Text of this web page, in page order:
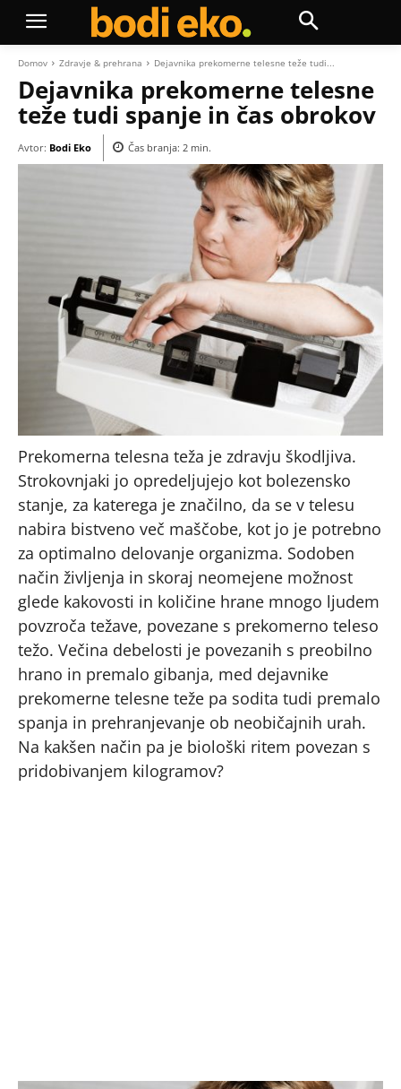
Domov Zdravje & prehrana Dejavnika prekomerne telesne teže tudi...
Dejavnika prekomerne telesne
teže tudi spanje in čas obrokov
Avtor: Bodi Eko Čas branja: 2 min.
Prekomerna telesna teža je zdravju škodljiva.
Strokovnjaki jo opredeljujejo kot bolezensko
stanje, za katerega je značilno, da se v telesu
nabira bistveno več maščobe, kot jo je potrebno
za optimalno delovanje organizma. Sodoben
način življenja in skoraj neomejene možnost
glede kakovosti in količine hrane mnogo ljudem
povzroča težave, povezane s prekomerno teleso
težo. Večina debelosti je povezanih s preobilno
hrano in premalo gibanja, med dejavnike
prekomerne telesne teže pa sodita tudi premalo
spanja in prehranjevanje ob neobičajnih urah.
Na kakšen način pa je biološki ritem povezan s
pridobivanjem kilogramov?